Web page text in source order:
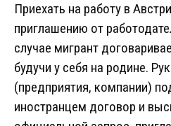
Приехать на работу в
приглашению от
случае мигрант
будучи у себя на родине.
(предприятия, компании)
иностранцем договор и